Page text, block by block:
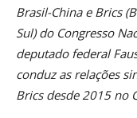
Brasil-China e Brics
Sul) do Congresso
deputado federal
conduz as relações
Brics desde 2015 no